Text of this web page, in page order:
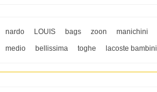
nardo LOUIS bags zoon manichini
medio
bellissima toghe lacoste bambini